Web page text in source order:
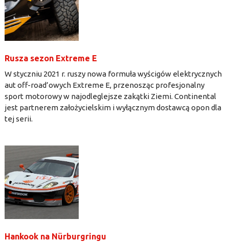
Rusza sezon Extreme E
W styczniu 2021 r. ruszy nowa formuła wyścigów elektrycznych
aut off-road’owych Extreme E, przenosząc profesjonalny
sport motorowy w najodleglejsze zakątki Ziemi. Continental
jest partnerem założycielskim i wyłącznym dostawcą opon dla
tej serii.
Hankook na Nürburgringu